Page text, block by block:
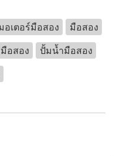
อเตอร์มือสอง
มือสอง
อสอง
ปั้มน้ำมือสอง